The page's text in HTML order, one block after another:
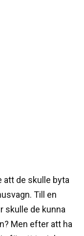
att de skulle byta
Till en
skulle de kunna
Men efter att ha